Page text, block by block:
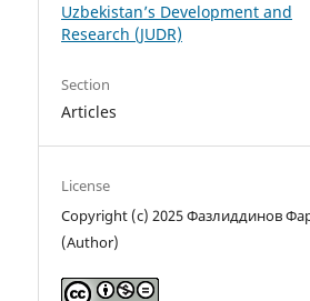
Uzbekistan’s Development and
Research (JUDR)
Section
Articles
License
Copyright (c) 2025 Фазлиддинов
(Author)